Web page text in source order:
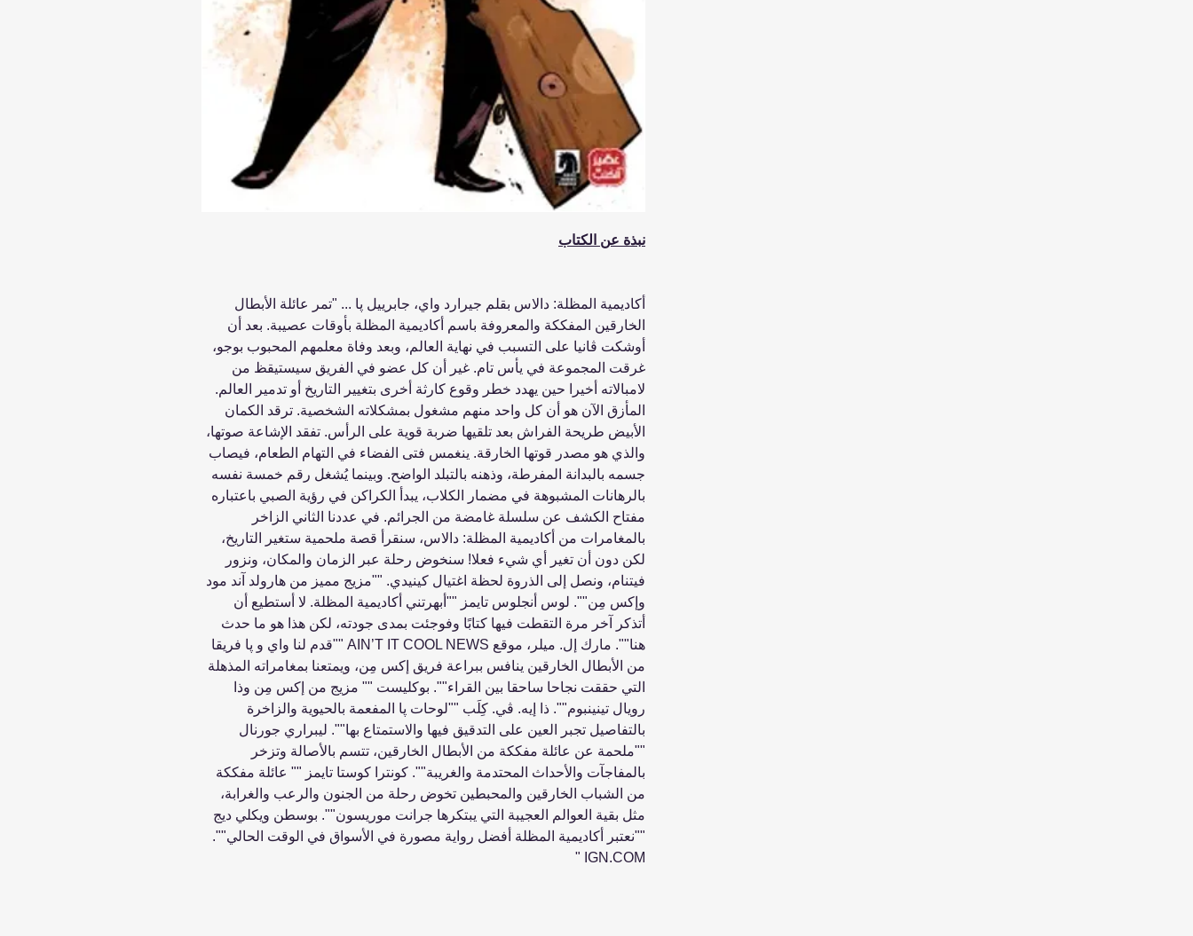
نبذة عن الكتاب
أكاديمية المظلة: دالاس بقلم جيرارد واي، جابرييل پا ... "تمر عائلة الأبطال
الخارقين المفككة والمعروفة باسم أكاديمية المظلة بأوقات عصيبة. بعد أن
أوشكت ڤانيا على التسبب في نهاية العالم، وبعد وفاة معلمهم المحبوب بوجو،
غرقت المجموعة في يأس تام. غير أن كل عضو في الفريق سيستيقظ من
لامبالاته أخيرا حين يهدد خطر وقوع كارثة أخرى بتغيير التاريخ أو تدمير العالم.
المأزق الآن هو أن كل واحد منهم مشغول بمشكلاته الشخصية. ترقد الكمان
الأبيض طريحة الفراش بعد تلقيها ضربة قوية على الرأس. تفقد الإشاعة صوتها،
والذي هو مصدر قوتها الخارقة. ينغمس فتى الفضاء في التهام الطعام، فيصاب
جسمه بالبدانة المفرطة، وذهنه بالتبلد الواضح. وبينما يُشغل رقم خمسة نفسه
بالرهانات المشبوهة في مضمار الكلاب، يبدأ الكراكن في رؤية الصبي باعتباره
مفتاح الكشف عن سلسلة غامضة من الجرائم. في عددنا الثاني الزاخر
بالمغامرات من أكاديمية المظلة: دالاس، سنقرأ قصة ملحمية ستغير التاريخ،
لكن دون أن تغير أي شيء فعلا! سنخوض رحلة عبر الزمان والمكان، ونزور
فيتنام، ونصل إلى الذروة لحظة اغتيال كينيدي. ""مزيج مميز من هارولد آند مود
وإكس مِن"". لوس أنجلوس تايمز ""أبهرتني أكاديمية المظلة. لا أستطيع أن
أتذكر آخر مرة التقطت فيها كتابًا وفوجئت بمدى جودته، لكن هذا هو ما حدث
هنا"". مارك إل. ميلر، موقع AIN’T IT COOL NEWS ""قدم لنا واي و پا فريقا
من الأبطال الخارقين ينافس ببراعة فريق إكس مِن، ويمتعنا بمغامراته المذهلة
التي حققت نجاحا ساحقا بين القراء"". بوكليست "" مزيج من إكس مِن وذا
رويال تينينبوم"". ذا إيه. ڤي. كِلَب ""لوحات پا المفعمة بالحيوية والزاخرة
بالتفاصيل تجبر العين على التدقيق فيها والاستمتاع بها"". ليبراري جورنال
""ملحمة عن عائلة مفككة من الأبطال الخارقين، تتسم بالأصالة وتزخر
بالمفاجآت والأحداث المحتدمة والغريبة"". كونترا كوستا تايمز "" عائلة مفككة
من الشباب الخارقين والمحبطين تخوض رحلة من الجنون والرعب والغرابة،
مثل بقية العوالم العجيبة التي يبتكرها جرانت موريسون"". بوسطن ويكلي ديج
""نعتبر أكاديمية المظلة أفضل رواية مصورة في الأسواق في الوقت الحالي"".
IGN.COM "